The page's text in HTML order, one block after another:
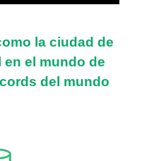
la ciudad de
el mundo de
del mundo